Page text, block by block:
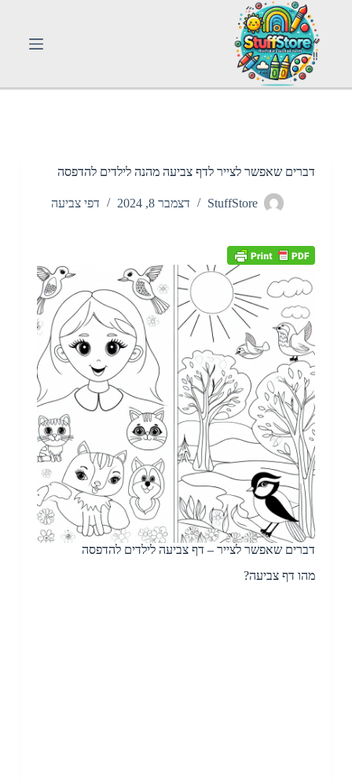
o
דברים שאפשר לצייר לדף צביעה מהנה לילדים להדפסה
StuffStore דצמבר 8, 2024 דפי צביעה
דברים שאפשר לצייר – דף צביעה לילדים להדפסה
מהו דף צביעה?